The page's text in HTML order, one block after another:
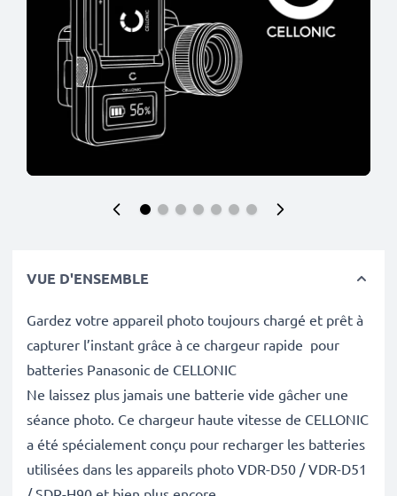
VUE D'ENSEMBLE
Gardez votre appareil photo toujours chargé et prêt à
capturer l’instant grâce à ce chargeur rapide pour
batteries Panasonic de CELLONIC
Ne laissez plus jamais une batterie vide gâcher une
séance photo. Ce chargeur haute vitesse de CELLONIC
a été spécialement conçu pour recharger les batteries
utilisées dans les appareils photo VDR-D50 / VDR-D51